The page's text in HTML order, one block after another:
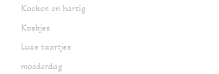
Koeken en hartig
Koekjes
Luxe taartjes
moederdag